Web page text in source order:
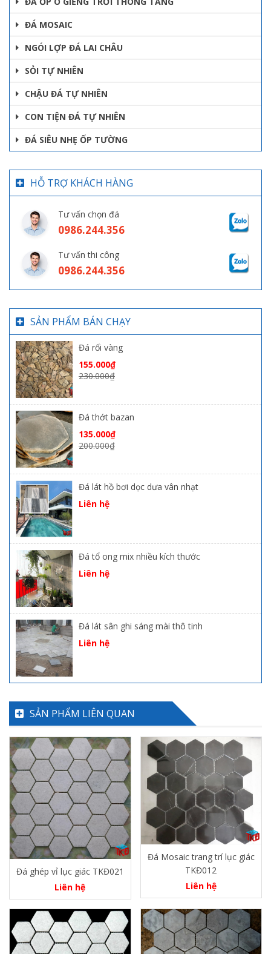
ĐÁ MOSAIC
NGÓI LỢP ĐÁ LAI CHÂU
SỎI TỰ NHIÊN
CHẬU ĐÁ TỰ NHIÊN
CON TIỆN ĐÁ TỰ NHIÊN
ĐÁ SIÊU NHẸ ỐP TƯỜNG
HỖ TRỢ KHÁCH HÀNG
Tư vấn chọn đá
0986.244.356
Tư vấn thi công
0986.244.356
SẢN PHẨM BÁN CHẠY
Đá rối vàng
155.000₫
230.000₫
Đá thớt bazan
135.000₫
200.000₫
Đá lát hồ bơi dọc dưa vân nhạt
Liên hệ
Đá tổ ong mix nhiều kích thước
Liên hệ
Đá lát sân ghi sáng mài thô tinh
Liên hệ
SẢN PHẨM LIÊN QUAN
Đá ghép vỉ lục giác TKĐ021
Liên hệ
Đá Mosaic trang trí lục giác
TKĐ012
Liên hệ